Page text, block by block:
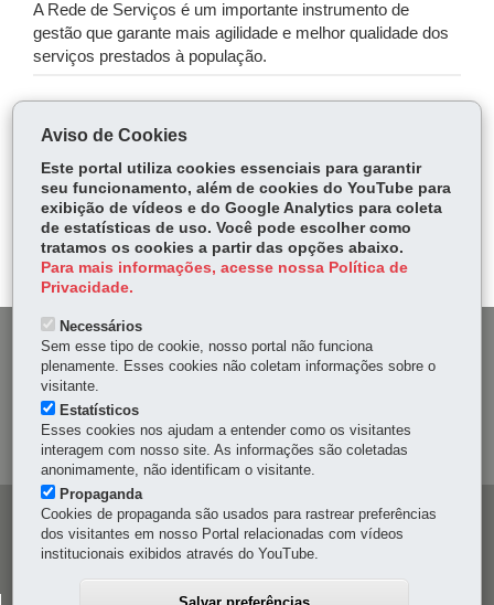
A Rede de Serviços é um importante instrumento de
gestão que garante mais agilidade e melhor qualidade dos
serviços prestados à população.
ce
bo
ok
Tw
itt
er
ha
ts
Ap
p
Voltar Início Imprimir Baixar
MAPA DO SITE
DENUNCIE CORRUPÇÃO
OUVIDORIA
Navegação
principal
Aviso de Cookies
Este portal utiliza cookies essenciais para garantir
seu funcionamento, além de cookies do YouTube para
exibição de vídeos e do Google Analytics para coleta
de estatísticas de uso. Você pode escolher como
tratamos os cookies a partir das opções abaixo.
Para mais informações, acesse nossa Política de
Privacidade.
Necessários
Sem esse tipo de cookie, nosso portal não funciona
plenamente. Esses cookies não coletam informações sobre o
visitante.
Estatísticos
Esses cookies nos ajudam a entender como os visitantes
interagem com nosso site. As informações são coletadas
anonimamente, não identificam o visitante.
Propaganda
Cookies de propaganda são usados para rastrear preferências
dos visitantes em nosso Portal relacionadas com vídeos
institucionais exibidos através do YouTube.